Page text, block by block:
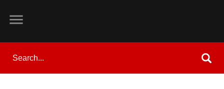
